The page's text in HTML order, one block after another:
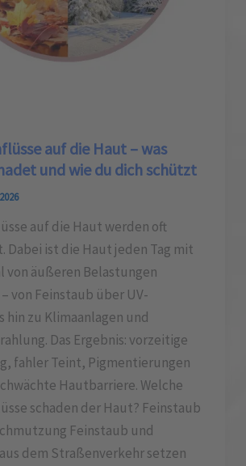
auf die Haut – was
und wie du dich schützt
auf die Haut werden oft
Dabei ist die Haut jeden Tag mit
von äußeren Belastungen
von Feinstaub über UV-
hin zu Klimaanlagen und
Das Ergebnis: vorzeitige
fahler Teint, Pigmentierungen
Hautbarriere. Welche
schaden der Haut? Feinstaub
Feinstaub und
dem Straßenverkehr setzen